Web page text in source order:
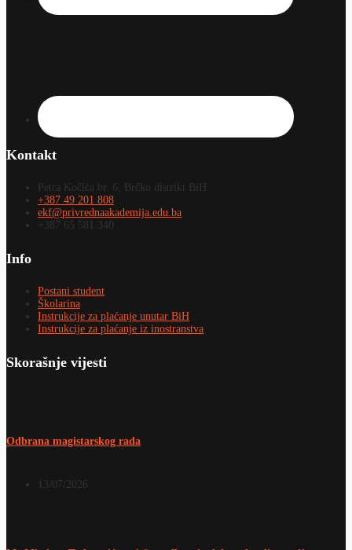
Kontakt
Petra Kočića br. 6, Brčko distrikt BiH
+387 49 201 808
ekf@privrednaakademija.edu.ba
+387 65 581 340
Info
Postani student
Školarina
Instrukcije za plaćanje unutar BiH
Instrukcije za plaćanje iz inostranstva
Skorašnje vijesti
Odbrana magistarskog rada
13/07/2026